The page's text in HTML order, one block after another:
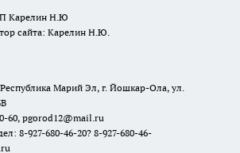
Карелин Н.Ю
сайта: Карелин Н.Ю.
Марий Эл, г. Йошкар-Ола, ул.
60, pgorod12@mail.ru
8-927-680-46-20? 8-927-680-46-